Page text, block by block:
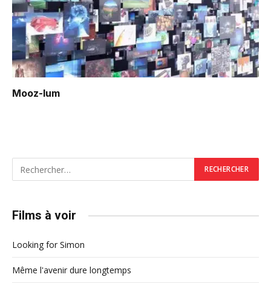
Mooz-lum
Films à voir
Looking for Simon
Même l'avenir dure longtemps